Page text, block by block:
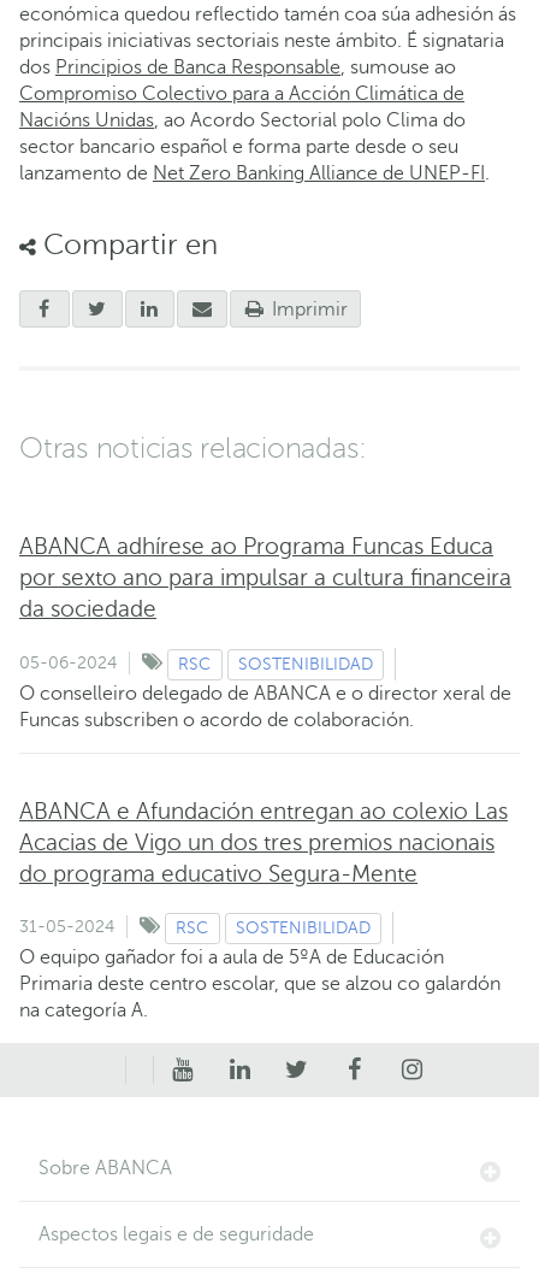
económica quedou reflectido tamén coa súa adhesión ás
principais iniciativas sectoriais neste ámbito. É signataria
dos Principios de Banca Responsable, sumouse ao
Compromiso Colectivo para a Acción Climática de
Nacións Unidas, ao Acordo Sectorial polo Clima do
sector bancario español e forma parte desde o seu
lanzamento de Net Zero Banking Alliance de UNEP-FI .
Compartir en
Imprimir
Otras noticias relacionadas:
ABANCA adhírese ao Programa Funcas Educa
por sexto ano para impulsar a cultura financeira
da sociedade
05-06-2024 RSC SOSTENIBILIDAD
O conselleiro delegado de ABANCA e o director xeral de
Funcas subscriben o acordo de colaboración.
ABANCA e Afundación entregan ao colexio Las
Acacias de Vigo un dos tres premios nacionais
do programa educativo Segura-Mente
31-05-2024 RSC SOSTENIBILIDAD
O equipo gañador foi a aula de 5ºA de Educación
Primaria deste centro escolar, que se alzou co galardón
na categoría A.
Sobre ABANCA
Aspectos legais e de seguridade